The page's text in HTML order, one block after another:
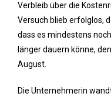
Verbleib über die
Versuch blieb erfolglos,
dass es mindestens
länger dauern könne,
August.
Die Unternehmerin